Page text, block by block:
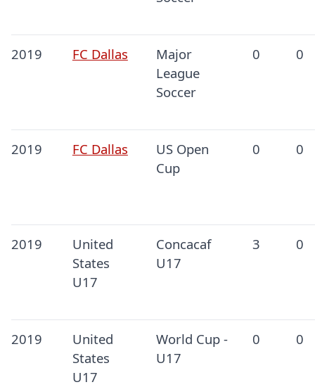
2019 FC Dallas
Major
League
Soccer
0 0
2019 FC Dallas
US Open
Cup
0 0
2019
United
States
U17
Concacaf
U17
3 0
2019
United
States
U17
World Cup -
U17
0 0